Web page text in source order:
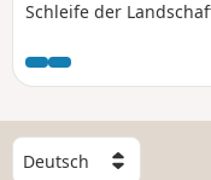
Schleife der
ländlichen,
von Plouhinec.
illustrierten
unter „Praktische
W
ä